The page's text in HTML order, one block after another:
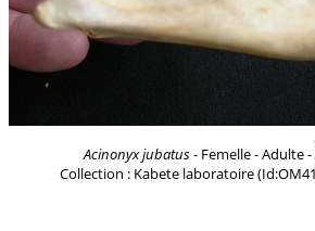
Acinonyx jubatus- Femelle - Adulte
Collection : Kabete laboratoire